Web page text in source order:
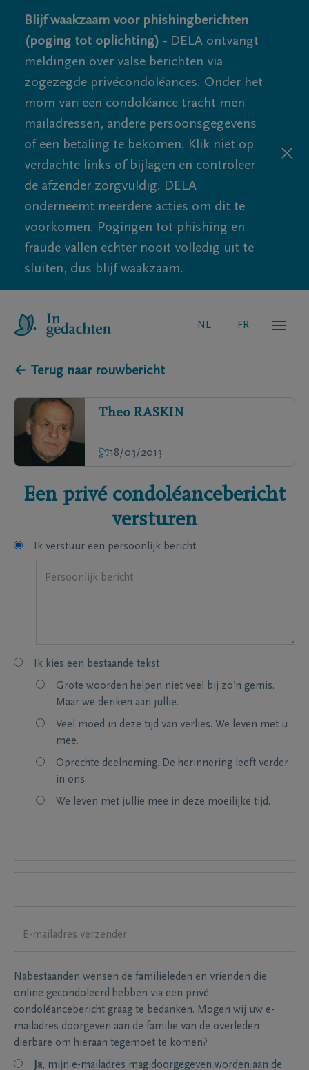
Blijf waakzaam voor phishingberichten
(poging tot oplichting) - DELA ontvangt
meldingen over valse berichten via
zogezegde privécondoléances. Onder het
mom van een condoléance tracht men
mailadressen, andere persoonsgegevens
of een betaling te bekomen. Klik niet op
verdachte links of bijlagen en controleer
de afzender zorgvuldig. DELA
onderneemt meerdere acties om dit te
voorkomen. Pogingen tot phishing en
fraude vallen echter nooit volledig uit te
sluiten, dus blijf waakzaam.
NL FR
← Terug naar rouwbericht
Theo RASKIN
18/03/2013
Een privé condoléancebericht
versturen
Ik verstuur een persoonlijk bericht.
Ik kies een bestaande tekst
Grote woorden helpen niet veel bij zo’n gemis.
Maar we denken aan jullie.
Veel moed in deze tijd van verlies. We leven met u
mee.
Oprechte deelneming. De herinnering leeft verder
in ons.
We leven met jullie mee in deze moeilijke tijd.
Nabestaanden wensen de familieleden en vrienden die
online gecondoleerd hebben via een privé
condoléancebericht graag te bedanken. Mogen wij uw e-
mailadres doorgeven aan de familie van de overleden
dierbare om hieraan tegemoet te komen?
Ja, mijn e-mailadres mag doorgegeven worden aan de